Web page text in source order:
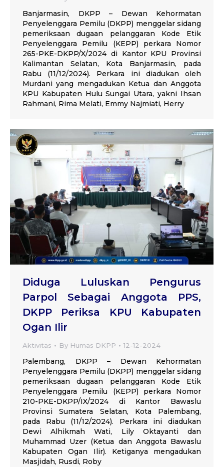
Banjarmasin, DKPP – Dewan Kehormatan
Penyelenggara Pemilu (DKPP) menggelar sidang
pemeriksaan dugaan pelanggaran Kode Etik
Penyelenggara Pemilu (KEPP) perkara Nomor
265-PKE-DKPP/X/2024 di Kantor KPU Provinsi
Kalimantan Selatan, Kota Banjarmasin, pada
Rabu (11/12/2024). Perkara ini diadukan oleh
Murdani yang mengadukan Ketua dan Anggota
KPU Kabupaten Hulu Sungai Utara, yakni Ihsan
Rahmani, Rima Melati, Emmy Najmiati, Herry
Diduga Luluskan Pengurus
Parpol Sebagai Anggota PPS,
DKPP Periksa KPU Kabupaten
Ogan Ilir
Aktivitas By Humas DKPP 12-12-2024
Palembang, DKPP – Dewan Kehormatan
Penyelenggara Pemilu (DKPP) menggelar sidang
pemeriksaan dugaan pelanggaran Kode Etik
Penyelenggara Pemilu (KEPP) perkara Nomor
210-PKE-DKPP/IX/2024 di Kantor Bawaslu
Provinsi Sumatera Selatan, Kota Palembang,
pada Rabu (11/12/2024). Perkara ini diadukan
Dewi Alhikmah Wati, Lily Oktayanti dan
Muhammad Uzer (Ketua dan Anggota Bawaslu
Kabupaten Ogan Ilir). Ketiganya mengadukan
Masjidah, Rusdi, Roby